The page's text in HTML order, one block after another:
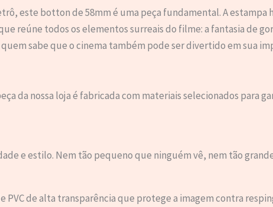
este botton de 58mm é uma peça fundamental. A estampa
reúne todos os elementos surreais do filme: a fantasia de
sabe que o cinema também pode ser divertido em sua
da nossa loja é fabricada com materiais selecionados para
e estilo. Nem tão pequeno que ninguém vê, nem tão
de alta transparência que protege a imagem contra